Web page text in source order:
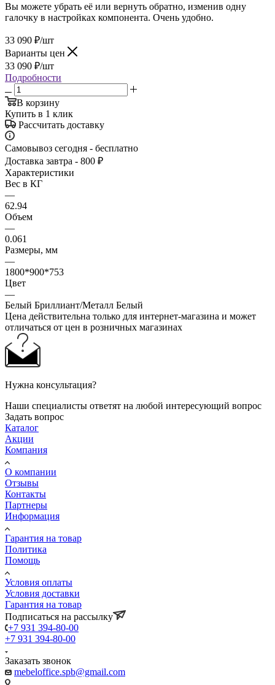
Вы можете убрать её или вернуть обратно, изменив одну
галочку в настройках компонента. Очень удобно.
33 090 ₽/шт
Варианты цен
33 090 ₽/шт
Подробности
В корзину
Купить в 1 клик
Рассчитать доставку
Самовывоз сегодня - бесплатно
Доставка завтра - 800 ₽
Характеристики
Вес в КГ
—
62.94
Объем
—
0.061
Размеры, мм
—
1800*900*753
Цвет
—
Белый Бриллиант/Металл Белый
Цена действительна только для интернет-магазина и может
отличаться от цен в розничных магазинах
Нужна консультация?
Наши специалисты ответят на любой интересующий вопрос
Задать вопрос
Каталог
Акции
Компания
О компании
Отзывы
Контакты
Партнеры
Информация
Гарантия на товар
Политика
Помощь
Условия оплаты
Условия доставки
Гарантия на товар
Подписаться на рассылку
+7 931 394-80-00
+7 931 394-80-00
Заказать звонок
mebeloffice.spb@gmail.com